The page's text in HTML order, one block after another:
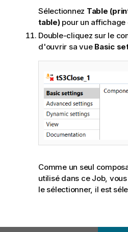
Sélectionnez Table
table)pour un affichage
Double-cliquez sur le
d'ouvrir sa vue Basic
Comme un seul
utilisé dans ce Job,
le sélectionner, il est